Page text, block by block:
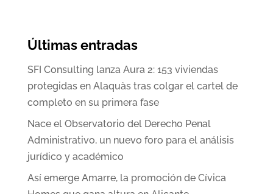
Últimas entradas
SFI Consulting lanza Aura 2: 153 viviendas
protegidas en Alaquàs tras colgar el cartel de
completo en su primera fase
Nace el Observatorio del Derecho Penal
Administrativo, un nuevo foro para el análisis
jurídico y académico
Así emerge Amarre, la promoción de Cívica